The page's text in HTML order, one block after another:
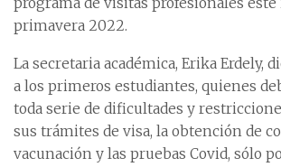
primavera 2022.
La secretaria académica, Erika Erdely,
a los primeros estudiantes, quienes
toda serie de dificultades y
sus trámites de visa, la obtención de
vacunación y las pruebas Covid, sólo